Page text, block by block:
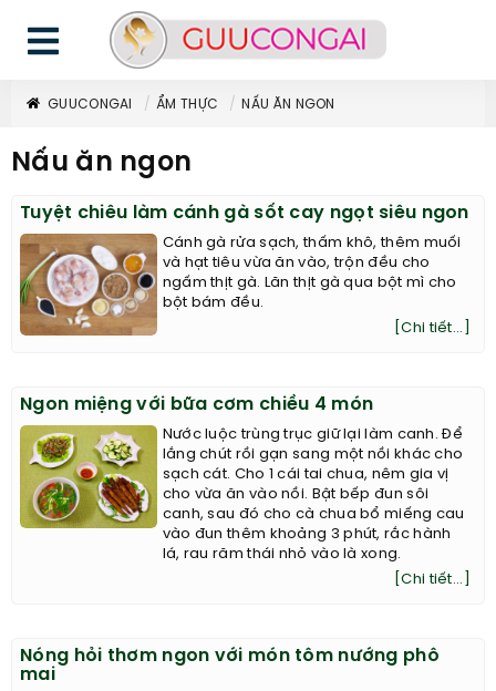
GUUCONGAI ẨM THỰC NẤU ĂN NGON
Nấu ăn ngon
Tuyệt chiêu làm cánh gà sốt cay ngọt siêu ngon
Cánh gà rửa sạch, thấm khô, thêm muối
và hạt tiêu vừa ăn vào, trộn đều cho
ngấm thịt gà. Lăn thịt gà qua bột mì cho
bột bám đều.
[Chi tiết...]
Ngon miệng với bữa cơm chiều 4 món
Nước luộc trùng trục giữ lại làm canh. Để
lắng chút rồi gạn sang một nồi khác cho
sạch cát. Cho 1 cái tai chua, nêm gia vị
cho vừa ăn vào nồi. Bật bếp đun sôi
canh, sau đó cho cà chua bổ miếng cau
vào đun thêm khoảng 3 phút, rắc hành
lá, rau răm thái nhỏ vào là xong.
[Chi tiết...]
Nóng hỏi thơm ngon với món tôm nướng phô
mai